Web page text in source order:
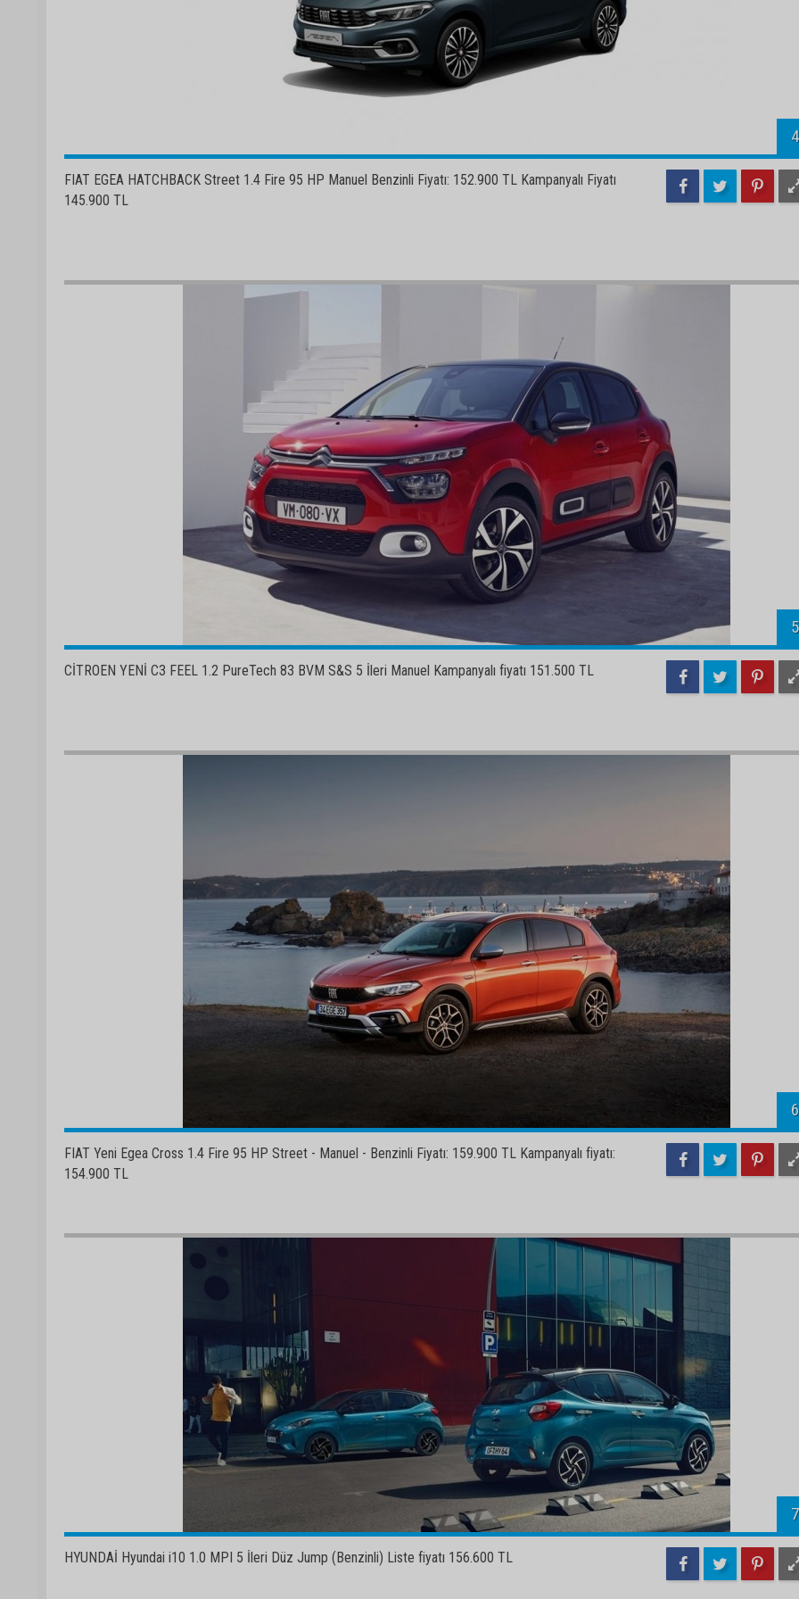
4
FIAT EGEA HATCHBACK Street 1.4 Fire 95 HP Manuel Benzinli Fiyatı: 152.900 TL Kampanyalı Fiyatı
145.900 TL
5
CİTROEN YENİ C3 FEEL 1.2 PureTech 83 BVM S&S 5 İleri Manuel Kampanyalı fiyatı 151.500 TL
6
FIAT Yeni Egea Cross 1.4 Fire 95 HP Street - Manuel - Benzinli Fiyatı: 159.900 TL Kampanyalı fiyatı:
154.900 TL
7
HYUNDAİ Hyundai i10 1.0 MPI 5 İleri Düz Jump (Benzinli) Liste fiyatı 156.600 TL